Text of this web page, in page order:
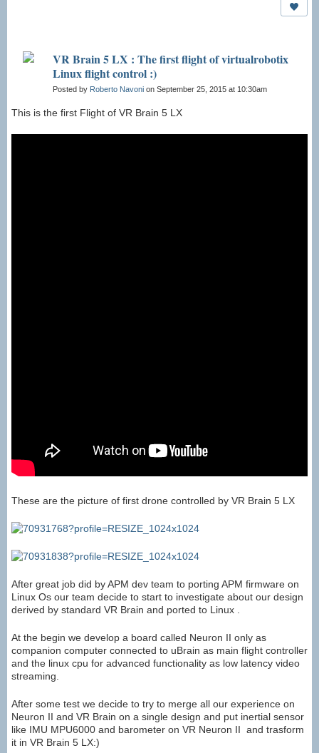
VR Brain 5 LX : The first flight of virtualrobotix
Linux flight control :)
Posted by Roberto Navoni on September 25, 2015 at 10:30am
This is the first Flight of VR Brain 5 LX
These are the picture of first drone controlled by VR Brain 5 LX
After great job did by APM dev team to porting APM firmware on
Linux Os our team decide to start to investigate about our design
derived by standard VR Brain and ported to Linux .
At the begin we develop a board called Neuron II only as
companion computer connected to uBrain as main flight controller
and the linux cpu for advanced functionality as low latency video
streaming.
After some test we decide to try to merge all our experience on
Neuron II and VR Brain on a single design and put inertial sensor
like IMU MPU6000 and barometer on VR Neuron II and trasform
it in VR Brain 5 LX:)